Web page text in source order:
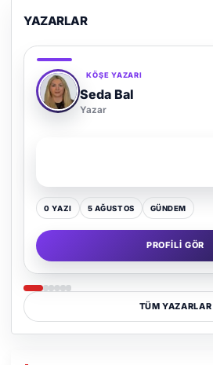
YAZARLAR
KÖŞE YAZARI
Adem Demir
Yazar
0 YAZI 16 TEMMUZ GÜNDEM
PROFILI GÖR
TÜM YAZARLAR